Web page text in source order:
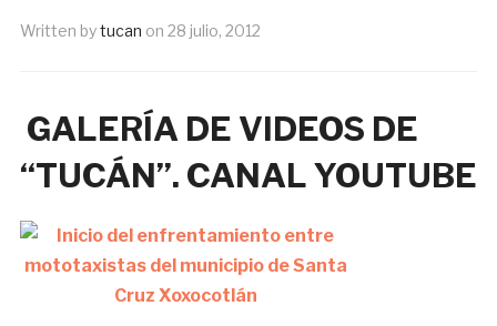
Written bytucan on 28 julio, 2012
GALERÍA DE VIDEOS DE
“TUCÁN”. CANAL YOUTUBE